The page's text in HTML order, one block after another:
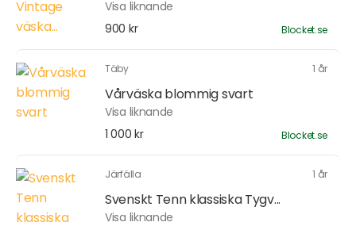
Visa liknande
900 kr
Blocket.se
Täby 1 år
Vårväska blommig svart
Visa liknande
1 000 kr
Blocket.se
Järfälla 1 år
Svenskt Tenn klassiska Tygv...
Visa liknande